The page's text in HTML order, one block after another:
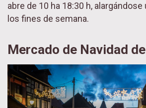
abre de 10 ha 18:30 h, alargándose
los fines de semana.
Mercado de Navidad